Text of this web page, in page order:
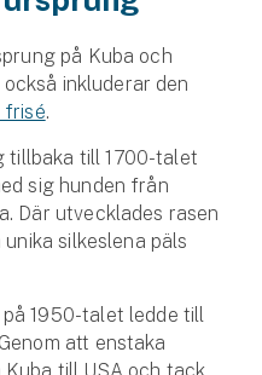
på Kuba och
inkluderar den
frisé.
tillbaka till 1700-talet
sig hunden från
Där utvecklades rasen
silkeslena päls
1950-talet ledde till
att enstaka
till USA och tack